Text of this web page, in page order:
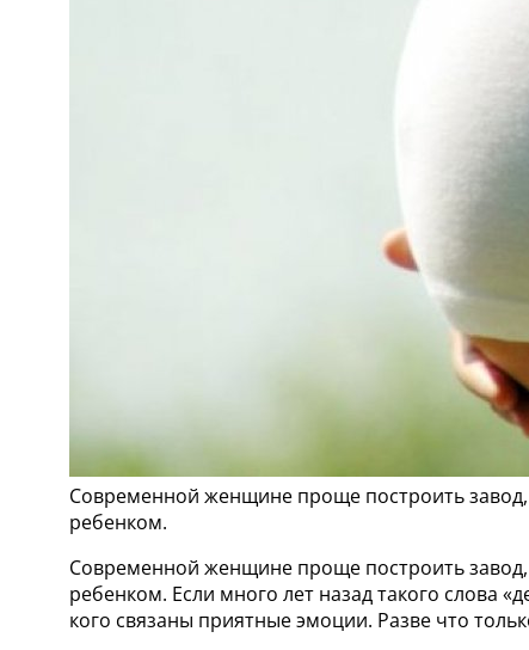
Современной женщине проще построить завод,
ребенком.
Современной женщине проще построить завод,
ребенком. Если много лет назад такого слова
кого связаны приятные эмоции. Разве что